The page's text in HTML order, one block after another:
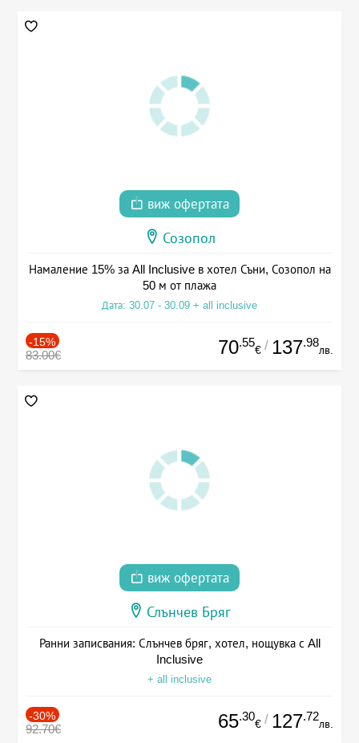
виж офертата
Созопол
Намаление 15% за All Inclusive в хотел Съни, Созопол на
50 м от плажа
Дата: 30.07 - 30.09 + all inclusive
-15%
83.00€ 70.55
€ / 137.98
лв.
виж офертата
Слънчев Бряг
Ранни записвания: Слънчев бряг, хотел, нощувка с All
Inclusive
+ all inclusive
-30%
92.70€ 65.30
€ / 127.72
лв.